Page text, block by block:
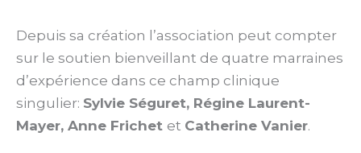
Depuis sa création l’association peut compter
sur le soutien bienveillant de quatre marraines
d’expérience dans ce champ clinique
singulier: Sylvie Séguret, Régine Laurent-
Mayer, Anne Frichet et Catherine Vanier.